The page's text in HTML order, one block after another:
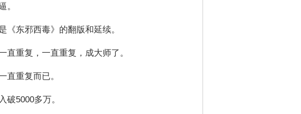
。
东邪西毒》的翻版和延续。
重复，一直重复，成大师了。
重复而已。
5000多万。